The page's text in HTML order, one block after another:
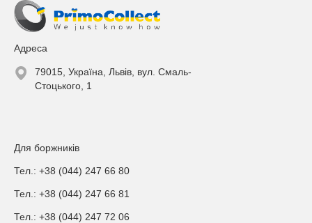
Адреса
79015, Україна, Львів, вул. Смаль-
Стоцького, 1
Для боржників
Тел.: +38 (044) 247 66 80
Тел.: +38 (044) 247 66 81
Тел.: +38 (044) 247 72 06